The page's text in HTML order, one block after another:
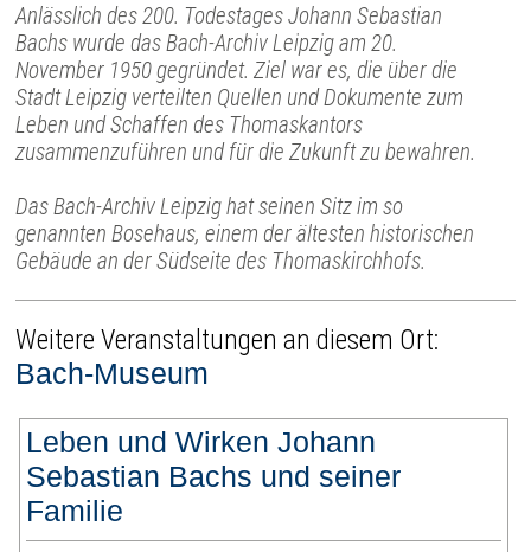
Anlässlich des 200. Todestages Johann Sebastian
Bachs wurde das Bach-Archiv Leipzig am 20.
November 1950 gegründet. Ziel war es, die über die
Stadt Leipzig verteilten Quellen und Dokumente zum
Leben und Schaffen des Thomaskantors
zusammenzuführen und für die Zukunft zu bewahren.
Das Bach-Archiv Leipzig hat seinen Sitz im so
genannten Bosehaus, einem der ältesten historischen
Gebäude an der Südseite des Thomaskirchhofs.
Weitere Veranstaltungen an diesem Ort:
Bach-Museum
Leben und Wirken Johann
Sebastian Bachs und seiner
Familie